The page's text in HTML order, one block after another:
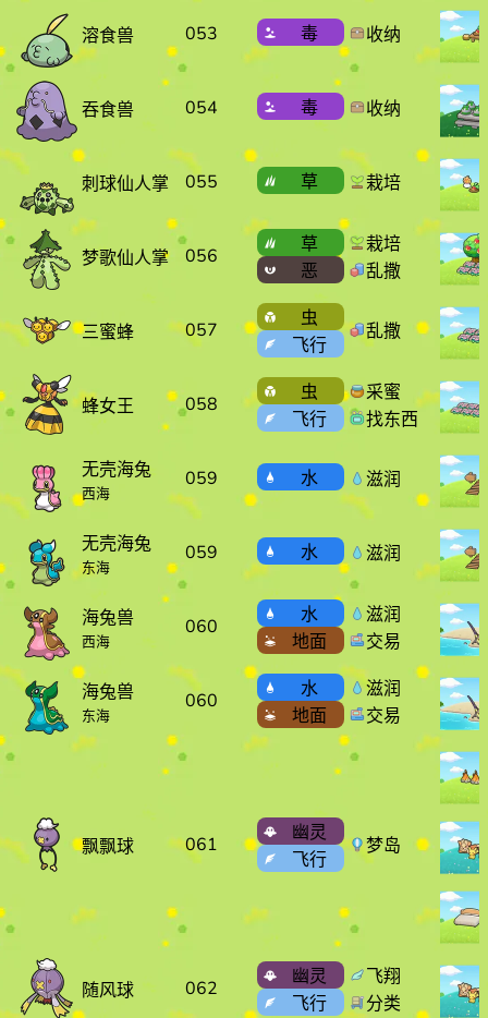
溶食兽 053 毒 收纳
吞食兽 054 毒 收纳
刺球仙人掌 055 草 栽培
梦歌仙人掌 056
草
恶
栽培
乱撒
三蜜蜂 057
虫
飞行
乱撒
蜂女王 058
虫
飞行
采蜜
找东西
无壳海兔
西海
059 水 滋润
无壳海兔
东海
059 水 滋润
海兔兽
西海
060
水
地面
滋润
交易
海兔兽
东海
060
水
地面
滋润
交易
飘飘球 061
幽灵
飞行
梦岛
随风球 062
幽灵
飞行
飞翔
分类